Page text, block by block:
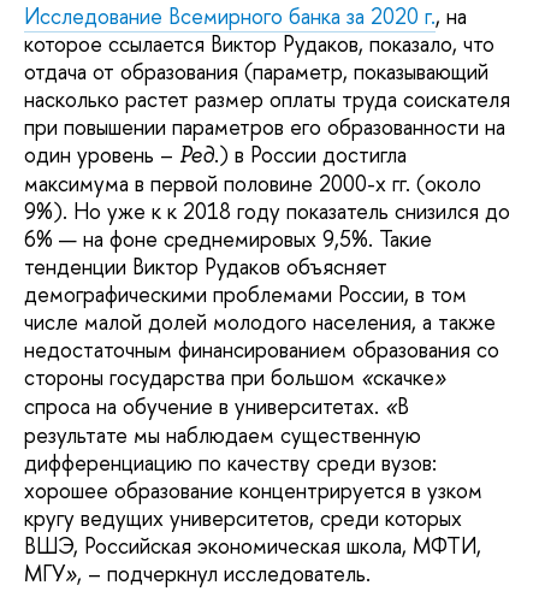
Исследование Всемирного банка за 2020 г., на
которое ссылается Виктор Рудаков, показало, что
отдача от образования (параметр, показывающий
насколько растет размер оплаты труда соискателя
при повышении параметров его образованности на
один уровень – Ред.) в России достигла
максимума в первой половине 2000-х гг. (около
9%). Но уже к к 2018 году показатель снизился до
6% — на фоне среднемировых 9,5%. Такие
тенденции Виктор Рудаков объясняет
демографическими проблемами России, в том
числе малой долей молодого населения, а также
недостаточным финансированием образования со
стороны государства при большом «скачке»
спроса на обучение в университетах. «В
результате мы наблюдаем существенную
дифференциацию по качеству среди вузов:
хорошее образование концентрируется в узком
кругу ведущих университетов, среди которых
ВШЭ, Российская экономическая школа, МФТИ,
МГУ», – подчеркнул исследователь.